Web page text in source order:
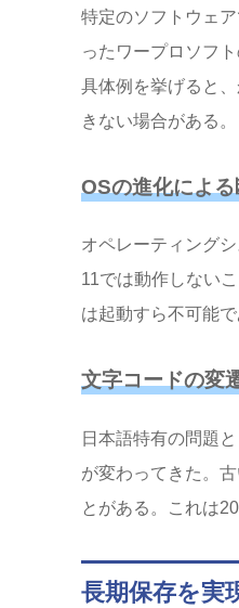
特定のソフトウェ
ったワープロソフ
具体例を挙げると
きない場合がある
OSの進化による
オペレーティング
11では動作しない
は起動すら不可能で
文字コードの変
日本語特有の問題
が変わってきた。
とがある。これは
長期保存を実